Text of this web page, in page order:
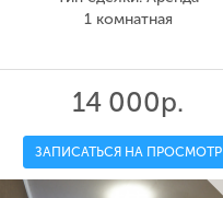
1 комнатная
14 000р.
ЗАПИСАТЬСЯ НА ПРОСМОТР